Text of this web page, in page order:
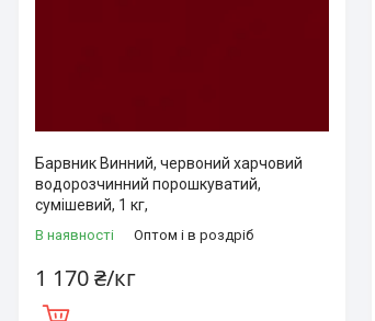
Барвник Винний, червоний харчовий
водорозчинний порошкуватий,
сумішевий, 1 кг,
В наявності Оптом і в роздріб
1 170 ₴/кг